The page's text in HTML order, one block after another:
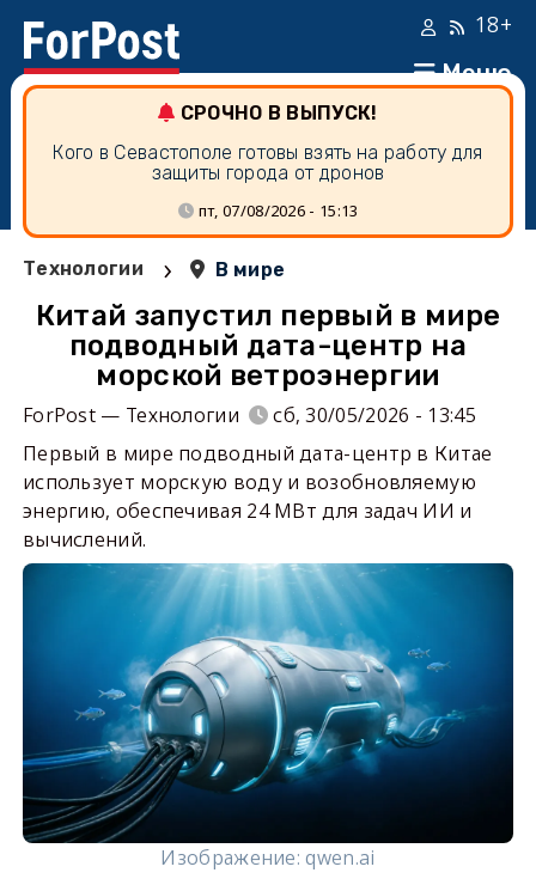
Меню
18+
СРОЧНО В ВЫПУСК!
Кого в Севастополе готовы взять на работу для
защиты города от дронов
пт, 07/08/2026 - 15:13
Технологии › В мире
Китай запустил первый в мире
подводный дата-центр на
морской ветроэнергии
ForPost — Технологии
сб, 30/05/2026 - 13:45
Первый в мире подводный дата-центр в Китае
использует морскую воду и возобновляемую
энергию, обеспечивая 24 МВт для задач ИИ и
вычислений.
Изображение: qwen.ai